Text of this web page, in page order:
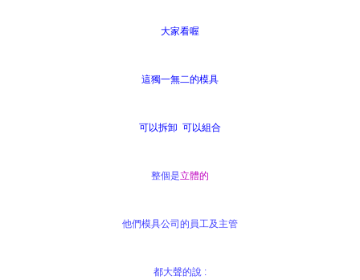
大家看喔
這獨一無二的模具
可以拆卸 可以組合
整個是立體的
他們模具公司的員工及主管
都大聲的說 :